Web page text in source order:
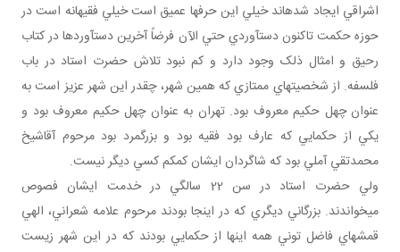
اشراقي ايجاد شده‎اند خيلي اين حرف‎ها عميق است خيلي فقيهانه است در
حوزه حکمت تاکنون دست‎آوردي حتي الآن فرضاً آخرين دست‎آوردها در کتاب
رحيق و امثال ذلک وجود دارد و کم نبود تلاش حضرت استاد در باب
فلسفه. از شخصيت‎هاي ممتازي که همين شهر، چقدر اين شهر عزيز است به
عنوان چهل حکيم معروف بود. تهران به عنوان چهل حکيم معروف بود و
يکي از حکمايي که عارف بود فقيه بود و بزرگمرد بود مرحوم آقاشيخ
محمدتقي آملي بود که شاگردان ايشان کم‎کم کسي ديگر نيست.
ولي حضرت استاد در سن 22 سالگي در خدمت ايشان فصوص
مي‎خواندند. بزرگاني ديگري که در اينجا بودند مرحوم علامه شعراني، الهي
قمشه‎اي فاضل توني همه اينها از حکمايي بودند که در اين شهر زيست